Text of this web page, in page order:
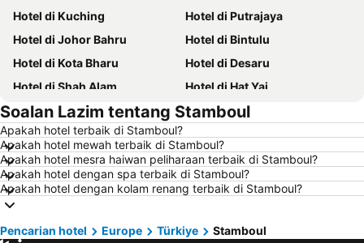
Hotel di Kuching
Hotel di Putrajaya
Hotel di Johor Bahru
Hotel di Bintulu
Hotel di Kota Bharu
Hotel di Desaru
Hotel di Shah Alam
Hotel di Hat Yai
Hotel di Batu Ferringhi
Hotel di Miri
Hotel di Georgetown
Hotel di Taiping
Hotel di Singapore
Hotel di Seremban
Hotel di Cherating
Hotel di Brinchang
Hotel di Kelantan
Hotel di Selangor
Soalan Lazim tentang Stamboul
Apakah hotel terbaik di Stamboul?
Apakah hotel mewah terbaik di Stamboul?
Apakah hotel mesra haiwan peliharaan terbaik di Stamboul?
Apakah hotel dengan spa terbaik di Stamboul?
Apakah hotel dengan kolam renang terbaik di Stamboul?
Pencarian hotel Europe Türkiye Stamboul